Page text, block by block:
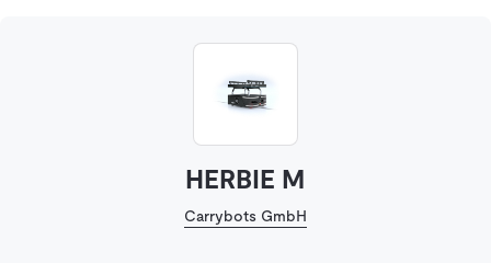
HERBIE M
Carrybots GmbH